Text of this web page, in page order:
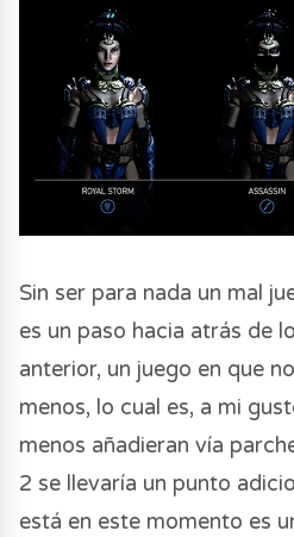
Sin ser para nada un mal
es un paso hacia atrás de
anterior, un juego en que
menos, lo cual es, a mi
menos añadieran vía
2 se llevaría un punto
está en este momento es